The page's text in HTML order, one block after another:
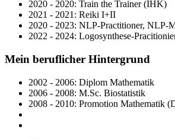
2020 - 2020: Train the Trainer (IHK)
2021 - 2021: Reiki I+II
2020 - 2023: NLP-Practitioner, NLP-
2022 - 2024: Logosynthese-
Mein beruflicher Hintergrund
2002 - 2006: Diplom Mathematik
2006 - 2008: M.Sc. Biostatistik
2008 - 2010: Promotion Mathematik